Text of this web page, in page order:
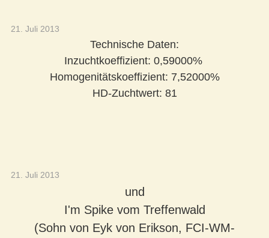
21. Juli 2013
Technische Daten:
Inzuchtkoeffizient: 0,59000%
Homogenitätskoeffizient: 7,52000%
HD-Zuchtwert: 81
21. Juli 2013
und
I'm Spike vom Treffenwald
(Sohn von Eyk von Erikson, FCI-WM-